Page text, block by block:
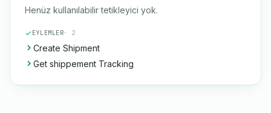
Henüz kullanılabilir tetikleyici yok.
EYLEMLER· 2
Create Shipment
Get shippement Tracking